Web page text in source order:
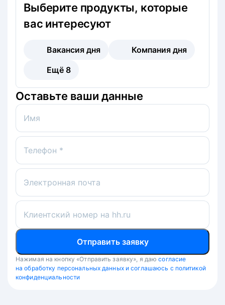
Выберите продукты, которые
вас интересуют
Вакансия дня
Компания дня
Ещё 8
Оставьте ваши данные
Имя
Телефон *
Электронная почта
Клиентский номер на hh.ru
Отправить заявку
Нажимая на кнопку «Отправить заявку», я даю согласие
на обработку персональных данных и соглашаюсь с политикой
конфиденциальности